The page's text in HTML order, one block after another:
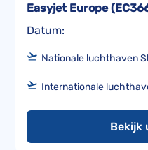
Datum:
Easyjet Europe(
Nationale luchthaven
Internationale
Bekijk